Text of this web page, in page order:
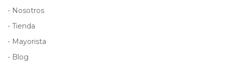
- Nosotros
- Tienda
- Mayorista
- Blog